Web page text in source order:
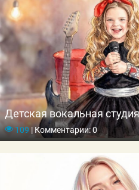
Детская вокальная студия
109|Комментарии: 0